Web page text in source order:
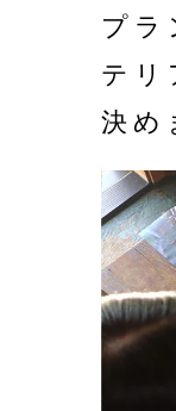
プラ
テリ
決め